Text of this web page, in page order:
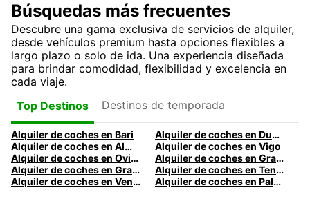
Búsquedas más frecuentes
Descubre una gama exclusiva de servicios de alquiler,
desde vehículos premium hasta opciones flexibles a
largo plazo o solo de ida. Una experiencia diseñada
para brindar comodidad, flexibilidad y excelencia en
cada viaje.
Top Destinos
Destinos de temporada
Alquiler de coches en Bari
Alquiler de coches en Dublín
Alquiler de coches en Almería
Alquiler de coches en Vigo
Alquiler de coches en Oviedo
Alquiler de coches en Granada
Alquiler de coches en Gran Canaria
Alquiler de coches en Tenerife
Alquiler de coches en Venecia
Alquiler de coches en Palermo